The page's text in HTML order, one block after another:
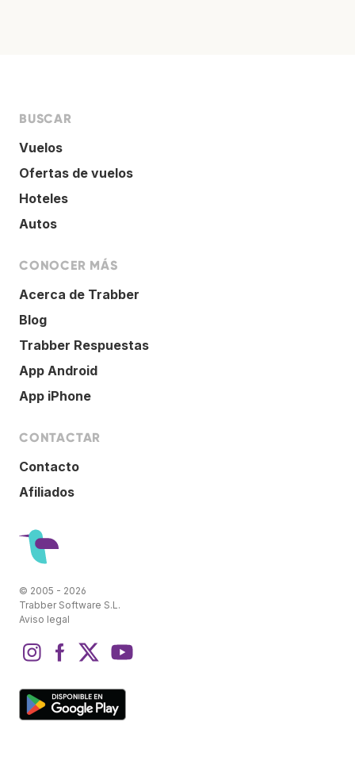
BUSCAR
Vuelos
Ofertas de vuelos
Hoteles
Autos
CONOCER MÁS
Acerca de Trabber
Blog
Trabber Respuestas
App Android
App iPhone
CONTACTAR
Contacto
Afiliados
© 2005 - 2026
Trabber Software S.L.
Aviso legal